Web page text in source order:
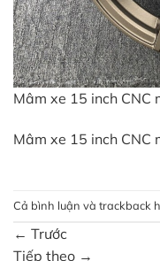
Mâm xe 15 inch CNC
Mâm xe 15 inch CNC
Cả bình luận và trackback
← Trước
Tiếp theo →